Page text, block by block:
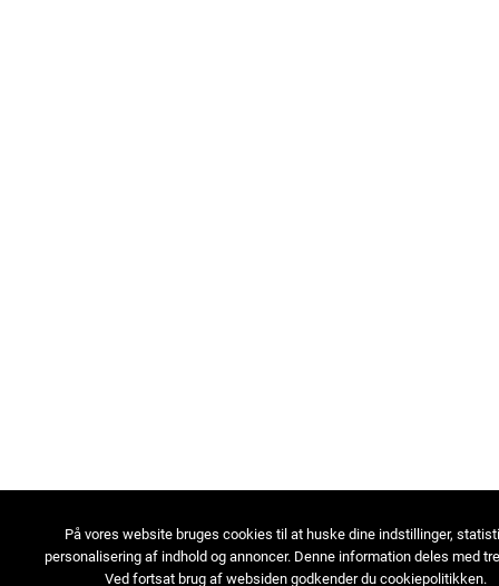
På vores website bruges cookies til at huske dine indstillinger,
personalisering af indhold og annoncer. Denne information deles med
Ved fortsat brug af websiden godkender du cookiepolitikken.